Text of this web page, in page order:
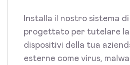
Installa il nostro sistema
progettato per tutelare la
dispositivi della tua
esterne come virus,